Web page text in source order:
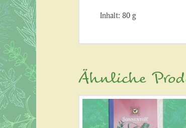
Inhalt: 80 g
Ähnliche